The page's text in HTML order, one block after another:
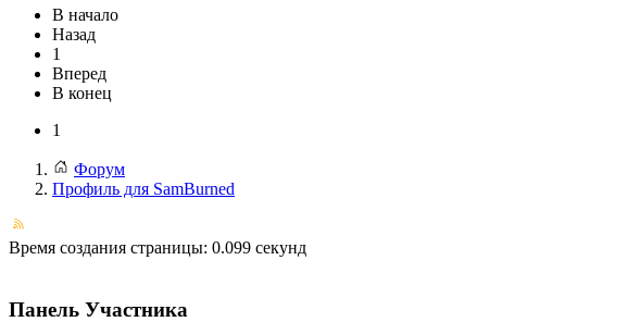
В начало
Назад
1
Вперед
В конец
1
Форум
Профиль для SamBurned
Время создания страницы: 0.099 секунд
Панель Участника